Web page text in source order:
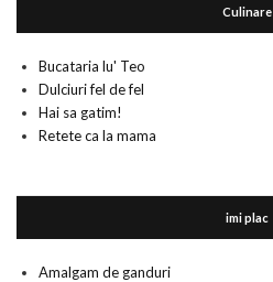
Culinare
Bucataria lu' Teo
Dulciuri fel de fel
Hai sa gatim!
Retete ca la mama
imi plac
Amalgam de ganduri